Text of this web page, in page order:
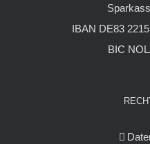
IBAN DE83
BIC